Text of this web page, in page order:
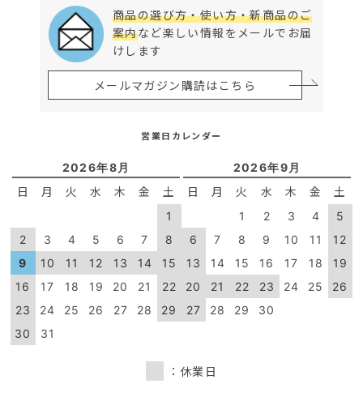
商品の選び方・使い方・新商品のご
案内など楽しい情報をメールでお届
けします
メールマガジン購読はこちら
営業日カレンダー
2026年8月
日 月 火 水 木 金 土
1
2
3 4 5 6 7
8
9
10 11 12 13 14
15
16
17 18 19 20 21
22
23
24 25 26 27 28
29
30
31
2026年9月
日 月 火 水 木 金 土
1 2 3 4
5
6
7 8 9 10 11
12
13
14 15 16 17 18
19
20
21 22 23 24 25
26
27
28 29 30
：休業日